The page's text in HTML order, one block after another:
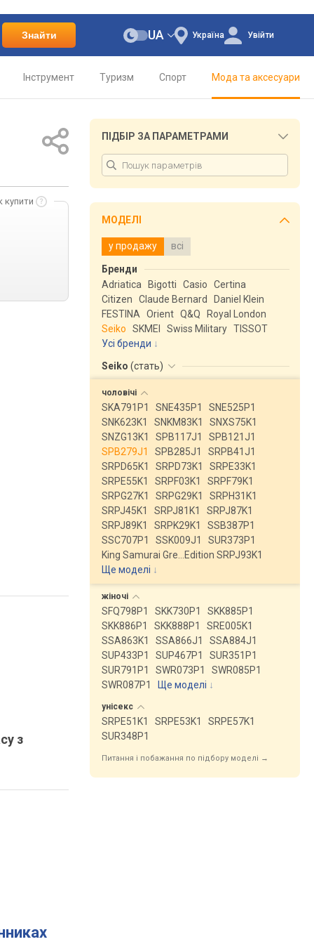
Знайти Україна
UA Увійти
Інструмент Туризм Спорт Мода та аксесуари
купити
з
ПІДБІР ЗА ПАРАМЕТРАМИ
МОДЕЛІ
у продажу всі
Бренди
Adriatica
Bigotti Casio
Certina
Citizen
Claude Bernard
Daniel Klein
FESTINA
Orient Q&Q
Royal London
Seiko
SKMEI Swiss Military TISSOT
Усі бренди
Seiko (стать)
чоловічі
SKA791P1 SNE435P1
SNE525P1
SNK623K1
SNKM83K1
SNXS75K1
SNZG13K1
SPB117J1
SPB121J1
SPB279J1
SPB285J1
SRPB41J1
SRPD65K1
SRPD73K1
SRPE33K1
SRPE55K1
SRPF03K1
SRPF79K1
SRPG27K1
SRPG29K1
SRPH31K1
SRPJ45K1
SRPJ81K1
SRPJ87K1
SRPJ89K1
SRPK29K1
SSB387P1
SSC707P1
SSK009J1
SUR373P1
King Samurai Gre…Edition SRPJ93K1
Ще моделі ↓
жіночі
SFQ798P1 SKK730P1
SKK885P1
SKK886P1
SKK888P1
SRE005K1
SSA863K1
SSA866J1
SSA884J1
SUP433P1
SUP467P1
SUR351P1
SUR791P1
SWR073P1
SWR085P1
SWR087P1
Ще моделі ↓
унісекс
SRPE51K1 SRPE53K1
SRPE57K1
SUR348P1
Питання і побажання по підбору моделі →